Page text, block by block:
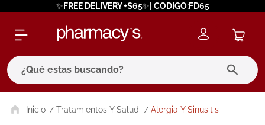
✨FREE DELIVERY +$65✨| CODIGO:FD65
¿Qué estas buscando?
Tratamientos Y Salud Alergia Y Sinusitis
términos más buscados